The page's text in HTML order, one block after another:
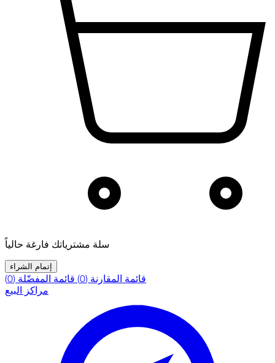
سلة مشترياتك فارغة حالياً
إتمام الشراء
قائمة المقارنة (0)
قائمة المفضّلة (0)
مراكز البيع